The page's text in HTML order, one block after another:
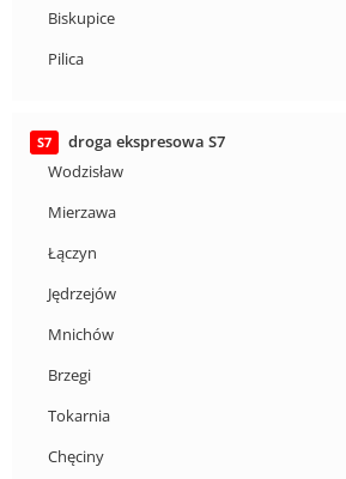
Biskupice
Pilica
S7
droga ekspresowa S7
Wodzisław
Mierzawa
Łączyn
Jędrzejów
Mnichów
Brzegi
Tokarnia
Chęciny